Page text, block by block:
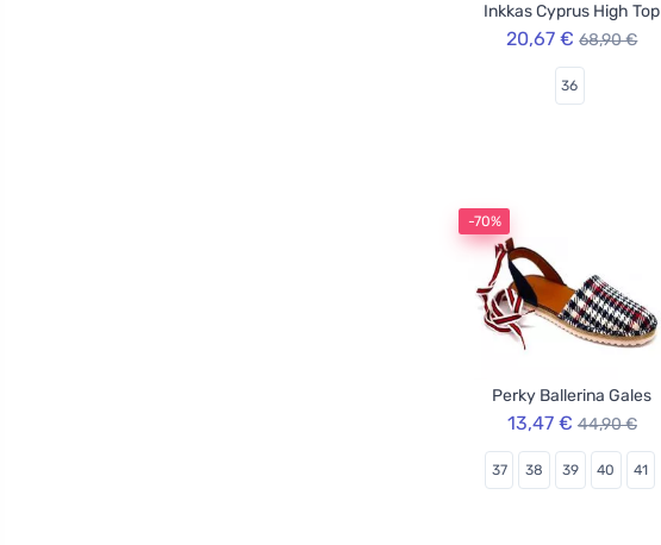
Inkkas Cyprus High Top
20,67 € 68,90 €
36
-70%
Perky Ballerina Gales
13,47 € 44,90 €
37 38 39 40 41